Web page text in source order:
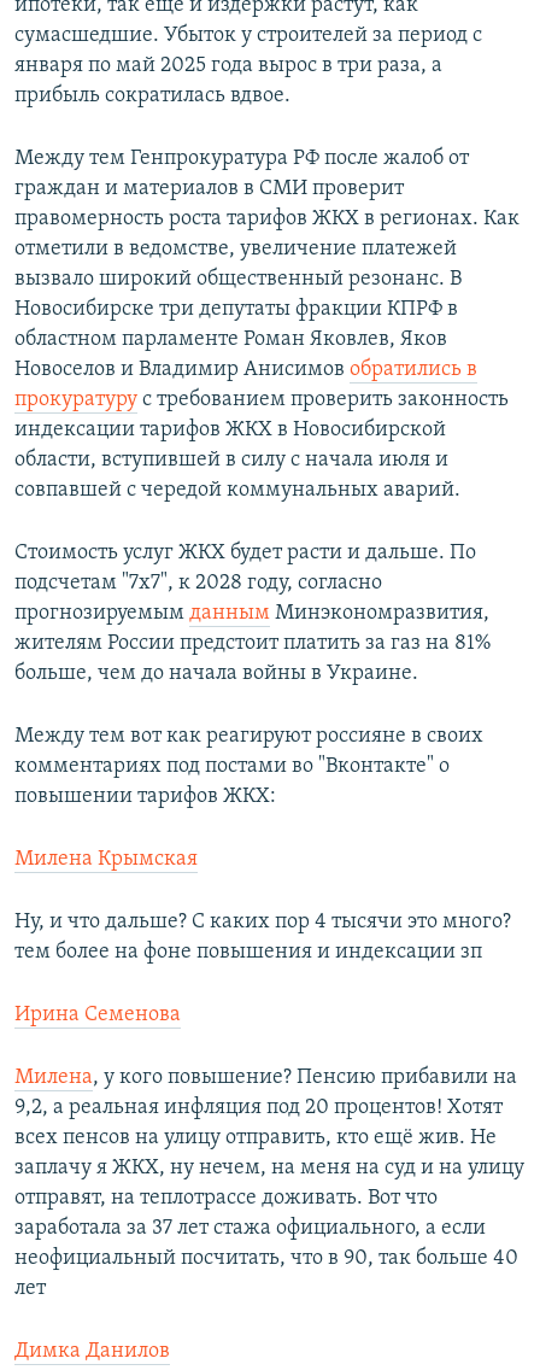
ипотеки, так ещё и издержки растут, как
сумасшедшие. Убыток у строителей за период с
января по май 2025 года вырос в три раза, а
прибыль сократилась вдвое.
Между тем Генпрокуратура РФ после жалоб от
граждан и материалов в СМИ проверит
правомерность роста тарифов ЖКХ в регионах. Как
отметили в ведомстве, увеличение платежей
вызвало широкий общественный резонанс. В
Новосибирске три депутаты фракции КПРФ в
областном парламенте Роман Яковлев, Яков
Новоселов и Владимир Анисимов обратились в
прокуратуру с требованием проверить законность
индексации тарифов ЖКХ в Новосибирской
области, вступившей в силу с начала июля и
совпавшей с чередой коммунальных аварий.
Стоимость услуг ЖКХ будет расти и дальше. По
подсчетам "7х7", к 2028 году, согласно
прогнозируемым данным Минэкономразвития,
жителям России предстоит платить за газ на 81%
больше, чем до начала войны в Украине.
Между тем вот как реагируют россияне в своих
комментариях под постами во "Вконтакте" о
повышении тарифов ЖКХ:
Милена Крымская
Ну, и что дальше? С каких пор 4 тысячи это много?
тем более на фоне повышения и индексации зп
Ирина Семенова
Милена, у кого повышение? Пенсию прибавили на
9,2, а реальная инфляция под 20 процентов! Хотят
всех пенсов на улицу отправить, кто ещё жив. Не
заплачу я ЖКХ, ну нечем, на меня на суд и на улицу
отправят, на теплотрассе доживать. Вот что
заработала за 37 лет стажа официального, а если
неофициальный посчитать, что в 90, так больше 40
лет
Димка Данилов